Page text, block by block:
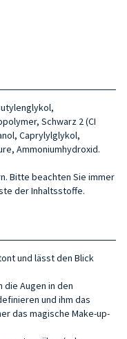
Schwarz 2 (CI
Caprylylglykol,
Ammoniumhydroxid.
Bitte beachten Sie immer
der Inhaltsstoffe.
und lässt den Blick
Augen in den
und ihm das
das magische Make-up-